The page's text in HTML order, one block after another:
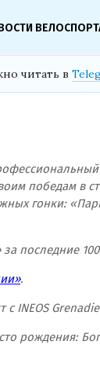
читать в
победам в
гонки:
последние 100
.
INEOS
рождения: